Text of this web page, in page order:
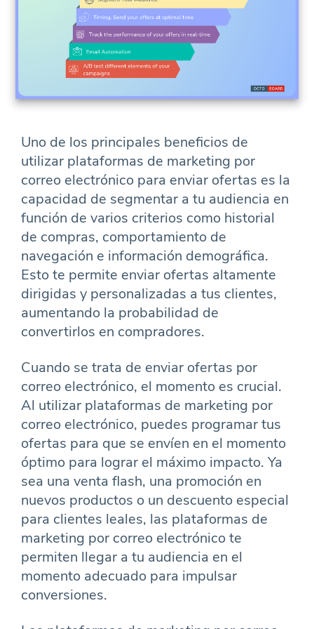
Uno de los principales beneficios de
utilizar plataformas de marketing por
correo electrónico para enviar ofertas es la
capacidad de segmentar a tu audiencia en
función de varios criterios como historial
de compras, comportamiento de
navegación e información demográfica.
Esto te permite enviar ofertas altamente
dirigidas y personalizadas a tus clientes,
aumentando la probabilidad de
convertirlos en compradores.
Cuando se trata de enviar ofertas por
correo electrónico, el momento es crucial.
Al utilizar plataformas de marketing por
correo electrónico, puedes programar tus
ofertas para que se envíen en el momento
óptimo para lograr el máximo impacto. Ya
sea una venta flash, una promoción en
nuevos productos o un descuento especial
para clientes leales, las plataformas de
marketing por correo electrónico te
permiten llegar a tu audiencia en el
momento adecuado para impulsar
conversiones.